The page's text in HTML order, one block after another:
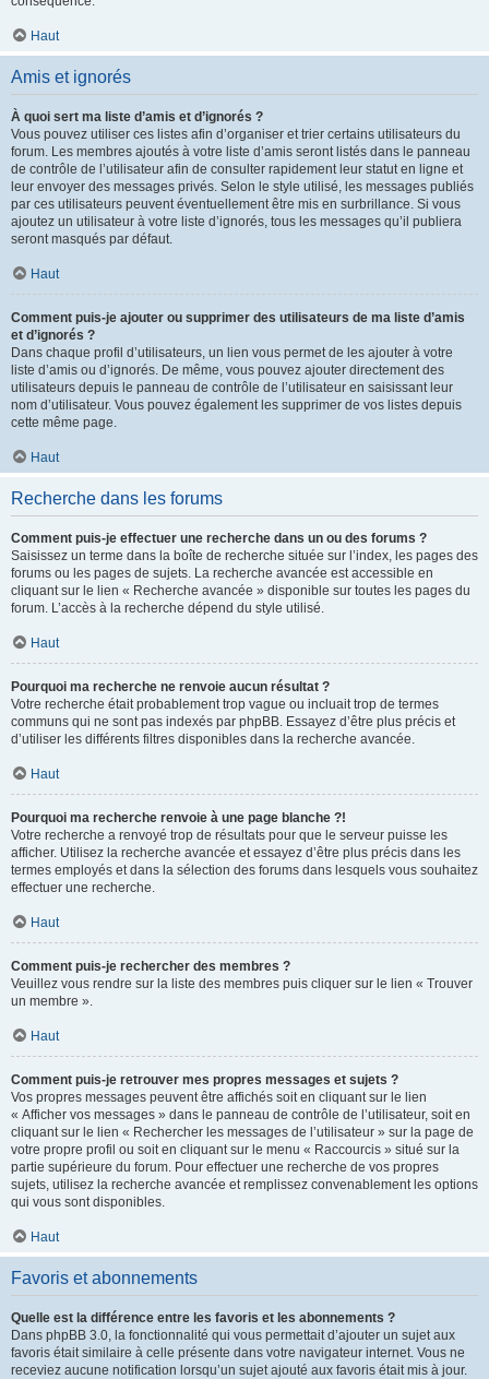
Haut
Amis et ignorés
À quoi sert ma liste d’amis et d’ignorés ?
Vous pouvez utiliser ces listes afin d’organiser et trier certains utilisateurs du
forum. Les membres ajoutés à votre liste d’amis seront listés dans le panneau
de contrôle de l’utilisateur afin de consulter rapidement leur statut en ligne et
leur envoyer des messages privés. Selon le style utilisé, les messages publiés
par ces utilisateurs peuvent éventuellement être mis en surbrillance. Si vous
ajoutez un utilisateur à votre liste d’ignorés, tous les messages qu’il publiera
seront masqués par défaut.
Haut
Comment puis-je ajouter ou supprimer des utilisateurs de ma liste d’amis
et d’ignorés ?
Dans chaque profil d’utilisateurs, un lien vous permet de les ajouter à votre
liste d’amis ou d’ignorés. De même, vous pouvez ajouter directement des
utilisateurs depuis le panneau de contrôle de l’utilisateur en saisissant leur
nom d’utilisateur. Vous pouvez également les supprimer de vos listes depuis
cette même page.
Haut
Recherche dans les forums
Comment puis-je effectuer une recherche dans un ou des forums ?
Saisissez un terme dans la boîte de recherche située sur l’index, les pages des
forums ou les pages de sujets. La recherche avancée est accessible en
cliquant sur le lien « Recherche avancée » disponible sur toutes les pages du
forum. L’accès à la recherche dépend du style utilisé.
Haut
Pourquoi ma recherche ne renvoie aucun résultat ?
Votre recherche était probablement trop vague ou incluait trop de termes
communs qui ne sont pas indexés par phpBB. Essayez d’être plus précis et
d’utiliser les différents filtres disponibles dans la recherche avancée.
Haut
Pourquoi ma recherche renvoie à une page blanche ?!
Votre recherche a renvoyé trop de résultats pour que le serveur puisse les
afficher. Utilisez la recherche avancée et essayez d’être plus précis dans les
termes employés et dans la sélection des forums dans lesquels vous souhaitez
effectuer une recherche.
Haut
Comment puis-je rechercher des membres ?
Veuillez vous rendre sur la liste des membres puis cliquer sur le lien « Trouver
un membre ».
Haut
Comment puis-je retrouver mes propres messages et sujets ?
Vos propres messages peuvent être affichés soit en cliquant sur le lien
« Afficher vos messages » dans le panneau de contrôle de l’utilisateur, soit en
cliquant sur le lien « Rechercher les messages de l’utilisateur » sur la page de
votre propre profil ou soit en cliquant sur le menu « Raccourcis » situé sur la
partie supérieure du forum. Pour effectuer une recherche de vos propres
sujets, utilisez la recherche avancée et remplissez convenablement les options
qui vous sont disponibles.
Haut
Favoris et abonnements
Quelle est la différence entre les favoris et les abonnements ?
Dans phpBB 3.0, la fonctionnalité qui vous permettait d’ajouter un sujet aux
favoris était similaire à celle présente dans votre navigateur internet. Vous ne
receviez aucune notification lorsqu’un sujet ajouté aux favoris était mis à jour.